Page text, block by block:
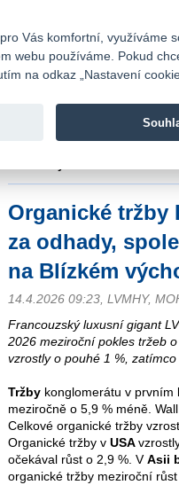
Fio banka
Organické tržby
za odhady,
na Blízkém
14.4.2026 09:23, LVMHY,
Francouzský luxusní gigant
2026 meziroční pokles tržeb
vzrostly o pouhé 1 %,
Tržby konglomerátu v prvním
meziročně o 5,9 % méně.
Celkové organické tržby
Organické tržby v USA
očekával růst o 2,9 %. VAsii
organické tržby meziroční
Vás komfortní, využíváme
webu používáme. Pokud
na odkaz „Nastavení